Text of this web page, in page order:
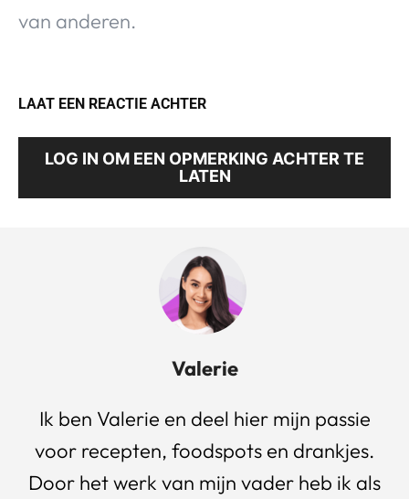
van anderen.
LAAT EEN REACTIE ACHTER
LOG IN OM EEN OPMERKING ACHTER TE
LATEN
Valerie
Ik ben Valerie en deel hier mijn passie
voor recepten, foodspots en drankjes.
Door het werk van mijn vader heb ik als